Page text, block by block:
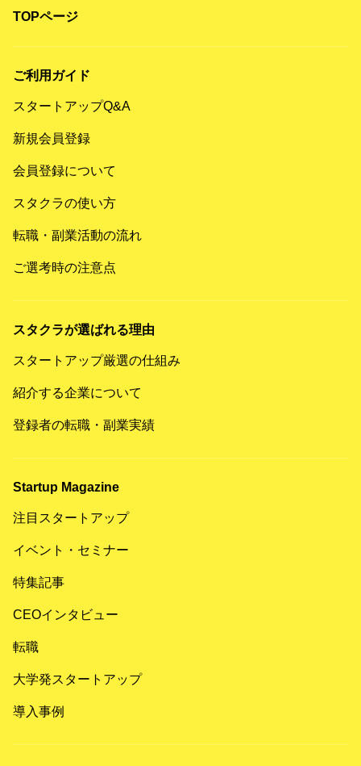
TOPページ
ご利用ガイド
スタートアップQ&A
新規会員登録
会員登録について
スタクラの使い方
転職・副業活動の流れ
ご選考時の注意点
スタクラが選ばれる理由
スタートアップ厳選の仕組み
紹介する企業について
登録者の転職・副業実績
Startup Magazine
注目スタートアップ
イベント・セミナー
特集記事
CEOインタビュー
転職
大学発スタートアップ
導入事例